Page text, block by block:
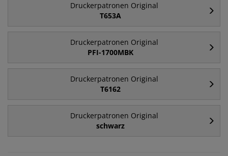
Druckerpatronen Original
T653A
Druckerpatronen Original
PFI-1700MBK
Druckerpatronen Original
T6162
Druckerpatronen Original
schwarz